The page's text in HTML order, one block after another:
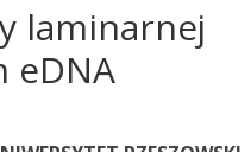
laminarnej
eDNA